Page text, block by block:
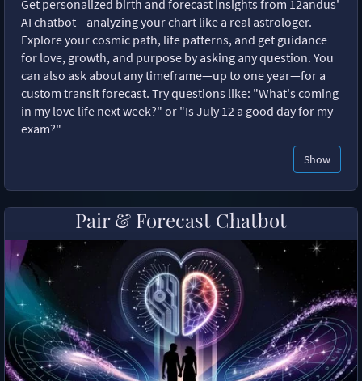
Get personalized birth and forecast insights from 12andus'
AI chatbot—analyzing your chart like a real astrologer.
Explore your cosmic path, life patterns, and get guidance
for love, growth, and purpose by asking any question. You
can also ask about any timeframe—up to one year—for a
custom transit forecast. Try questions like: "What's coming
in my love life next week?" or "Is July 12 a good day for my
exam?"
Show
Pair & Forecast Chatbot